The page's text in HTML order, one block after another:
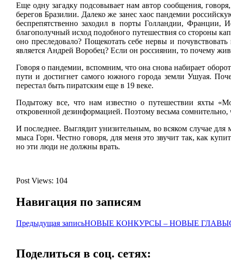
Еще одну загадку подсовывает нам автор сообщения,
берегов Бразилии. Далеко же занес хаос пандемии
беспрепятственно заходил в порты Голландии, Франции,
благополучный исход подобного путешествия со стороны
оно преследовало? Пощекотать себе нервы и
является Андрей Воробец? Если он россиянин, то почему
Говоря о пандемии, вспомним, что она снова набирает
пути и достигнет самого южного города земли Ушуая.
перестал быть пиратским еще в 19 веке.
Подытожу все, что нам известно о путешествии яхты
откровенной дезинформацией. Поэтому весьма
И последнее. Выглядит унизительным, во всяком случае для
мыса Горн. Честно говоря, для меня это звучит так, как
но эти люди не должны врать.
Post Views: 104
Навигация по записям
Предыдущая записьНОВЫЕ КОНКУРСЫ – НОВЫЕ ГЛАВЫ
Поделиться в соц. сетях: